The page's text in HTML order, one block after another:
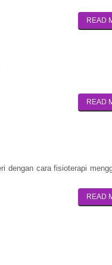
READ
READ
dengan cara fisioterapi
READ